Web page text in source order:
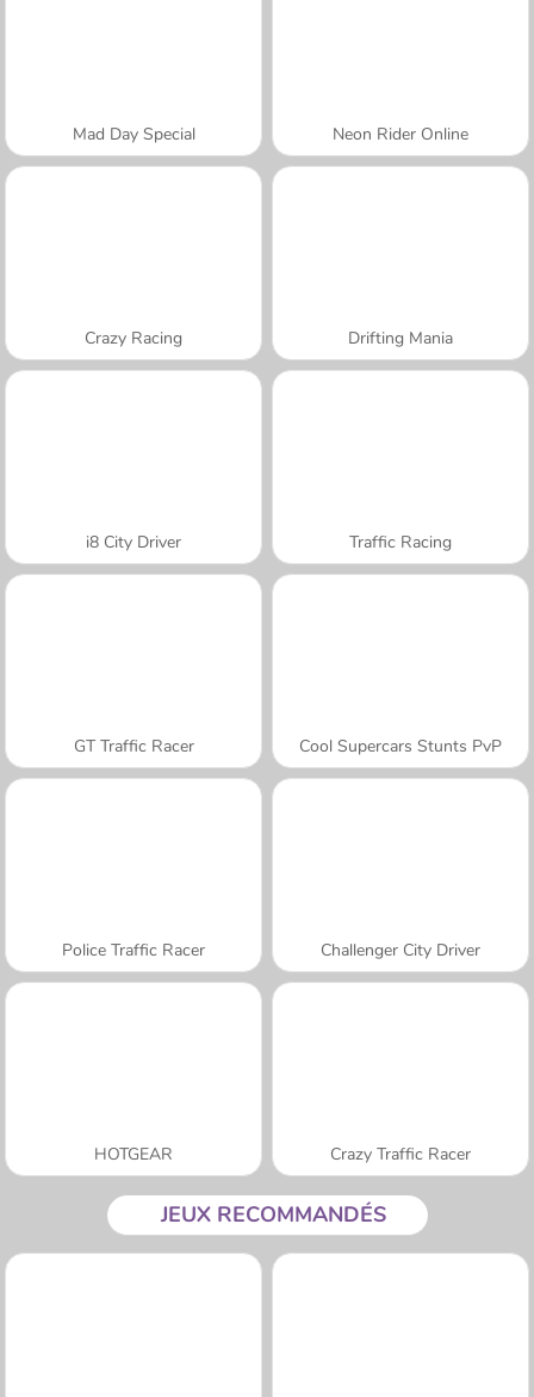
Mad Day Special Neon Rider Online
Crazy Racing Drifting Mania
i8 City Driver Traffic Racing
GT Traffic Racer Cool Supercars Stunts PvP
Police Traffic Racer Challenger City Driver
HOTGEAR Crazy Traffic Racer
JEUX RECOMMANDÉS